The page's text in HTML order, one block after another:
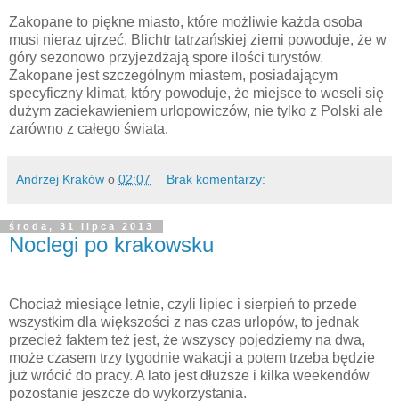
Zakopane to piękne miasto, które możliwie każda osoba
musi nieraz ujrzeć. Blichtr tatrzańskiej ziemi powoduje, że w
góry sezonowo przyjeżdżają spore ilości turystów.
Zakopane jest szczególnym miastem, posiadającym
specyficzny klimat, który powoduje, że miejsce to weseli się
dużym zaciekawieniem urlopowiczów, nie tylko z Polski ale
zarówno z całego świata.
Andrzej Kraków o 02:07 Brak komentarzy:
środa, 31 lipca 2013
Noclegi po krakowsku
Chociaż miesiące letnie, czyli lipiec i sierpień to przede
wszystkim dla większości z nas czas urlopów, to jednak
przecież faktem też jest, że wszyscy pojedziemy na dwa,
może czasem trzy tygodnie wakacji a potem trzeba będzie
już wrócić do pracy. A lato jest dłuższe i kilka weekendów
pozostanie jeszcze do wykorzystania.